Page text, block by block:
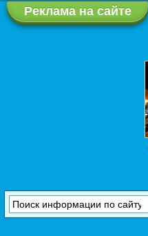
Реклама на сайте